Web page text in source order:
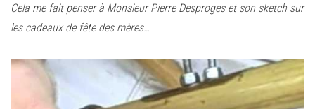
Cela me fait penser à Monsieur Pierre Desproges et son sketch sur
les cadeaux de fête des mères…